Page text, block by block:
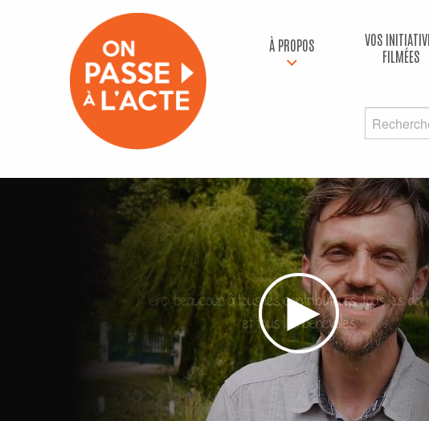
À PROPOS
VOS
FILMÉES